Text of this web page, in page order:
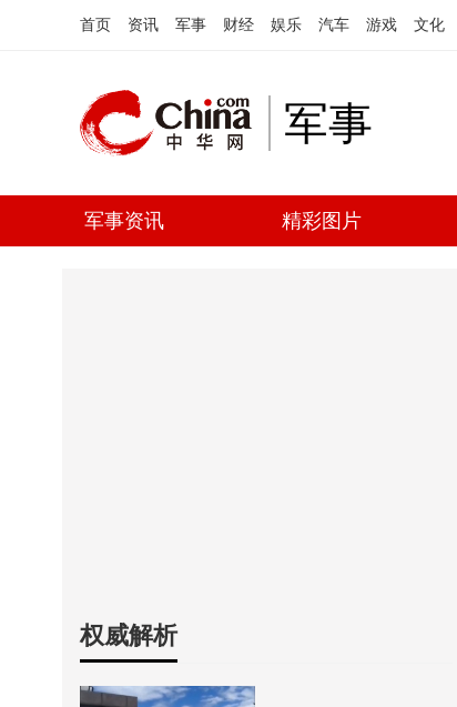
首页 资讯 军事 财经 娱乐 汽车 游戏 文化
军事
军事资讯 精彩图片
权威解析